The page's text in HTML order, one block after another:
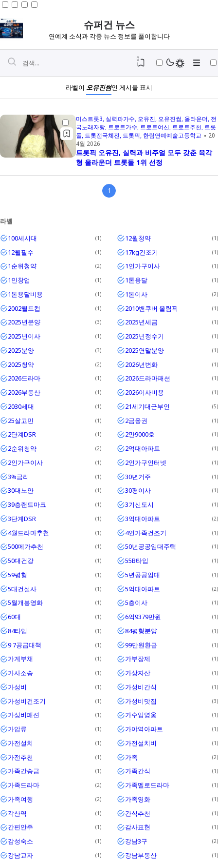
슈퍼건 뉴스
연예계 소식과 각종 뉴스 정보를 풀이합니다
Iglo
0
라벨이 오유진썸인 게시물 표시
미스트롯3 실력파가수 오유진 오유진썸 올라운더 전
국노래자랑 트로트가수 트로트여신 트로트추천 트롯
돌 트롯전국체전 트롯픽 한림연예예술고등학교
20
4월 2026
트롯픽 오유진, 실력과 비주얼 모두 갖춘 육각
형 올라운더 트롯돌 1위 선정
1
라벨
100세시대
1 12월청약 1
12월필수 1 17kg건조기 1
1순위청약 2 1인가구이사 1
1인창업 1 1톤용달 1
1톤용달비용 1 1톤이사 2
2002월드컵 1 2010밴쿠버 올림픽 1
2025년분양 3 2025년세금 1
2025년이사 1 2025년정수기 1
2025분양 3 2025연말분양 1
2025청약 2 2026년변화 1
2026드라마 1 2026드라마패션 1
2026부동산 1 2026이사비용 1
2030세대 1 21세기대군부인 5
25살고민 1 2금융권 1
2단계DSR 1 2만9000호 1
2순위청약 2 2억대아파트 1
2인가구이사 1 2인가구인터넷 1
3%금리 1 30년거주 1
30대노안 1 30평이사 1
39층랜드마크 1 3기신도시 1
3단계DSR 1 3억대아파트 2
4월드라마추천 1 4인가족건조기 1
500메가추천 1 50년공공임대주택 1
50대건강 1 55B타입 1
59평형 1 5년공공임대 1
5대건설사 1 5억대아파트 2
5월개봉영화 1 5층이사 1
60대 1 6억9379만원 1
84타입 1 84평형분양 1
9·7공급대책 1 99만원환급 1
가계부채 1 가부장제 1
가사소송 1 가상자산 1
가성비 1 가성비간식 1
가성비건조기 1 가성비맛집 3
가성비패션 1 가수임영웅 1
가압류 1 가야역아파트 1
가전설치 1 가전설치비 1
가전추천 1 가족 2
가족간송금 1 가족간식 1
가족드라마 2 가족멜로드라마 1
가족여행 2 가족영화 1
각산역 1 간식추천 1
간편안주 1 감사표현 1
감성숙소 1 강남3구 2
강남교자 1 강남부동산 1